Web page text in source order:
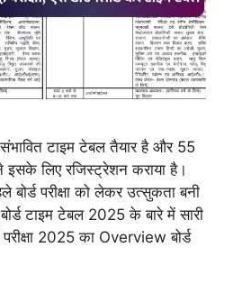
संभावित टाइम टेबल तैयार है और 55
इसके लिए रजिस्ट्रेशन कराया है।
परीक्षा को लेकर उत्सुकता बनी
टाइम टेबल 2025 के बारे में सारी
परीक्षा 2025 का Overview बोर्ड